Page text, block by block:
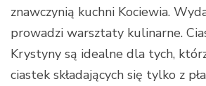
znawczynią kuchni Kociewia.
prowadzi warsztaty kulinarne.
Krystyny są idealne dla tych,
ciastek składających się tylko z